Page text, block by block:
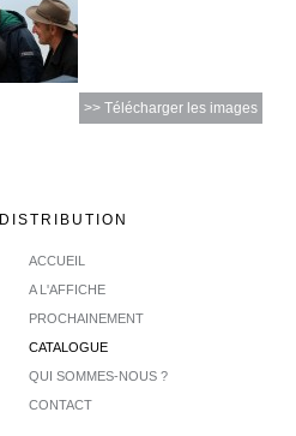
>> Télécharger les images
DISTRIBUTION
ACCUEIL
A L'AFFICHE
PROCHAINEMENT
CATALOGUE
QUI SOMMES-NOUS ?
CONTACT